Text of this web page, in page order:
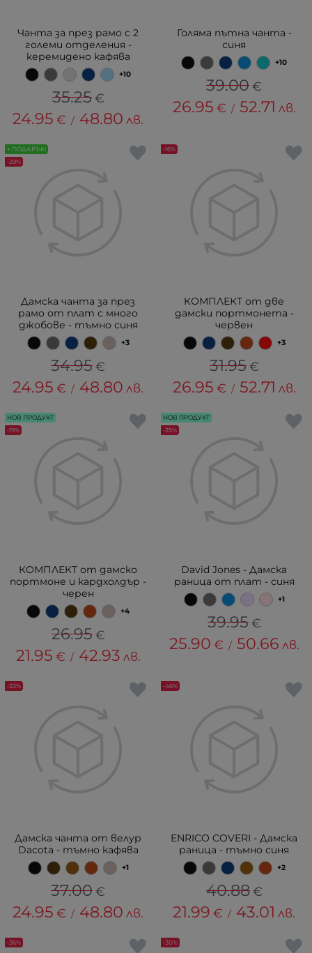
Чанта за през рамо с 2
големи отделения -
керемидено кафява
+10
35.25 €
24.95 € / 48.80 лв.
Голяма пътна чанта -
синя
+10
39.00€
26.95 € / 52.71 лв.
Дамска чанта за през
рамо от плат с много
джобове - тъмно синя
+3
34.95€
24.95 € / 48.80 лв.
+ ПОДАРЪК!
-29%
КОМПЛЕКТ от две
дамски портмонета -
червен
+3
31.95 €
26.95 € / 52.71 лв.
-16%
КОМПЛЕКТ от дамско
портмоне и кардхолдър -
черен
+4
26.95 €
21.95 € / 42.93 лв.
НОВ ПРОДУКТ
-19%
David Jones - Дамска
раница от плат - синя
+1
39.95 €
25.90 € / 50.66 лв.
НОВ ПРОДУКТ
-35%
Дамска чанта от велур
Dacota - тъмно кафява
+1
37.00€
24.95 € / 48.80 лв.
-33%
ENRICO COVERI - Дамска
раница - тъмно синя
+2
40.88 €
21.99 € / 43.01 лв.
-46%
-36% -30%